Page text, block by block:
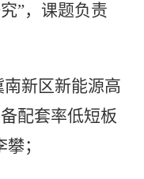
”， 课题负责
新区新能源高
配套率低短板
；